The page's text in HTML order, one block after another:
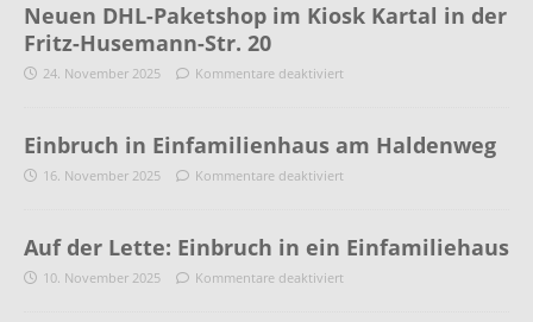
Neuen DHL-Paketshop im Kiosk Kartal in der
Fritz-Husemann-Str. 20
24. November 2025 Kommentare deaktiviert
Einbruch in Einfamilienhaus am Haldenweg
16. November 2025 Kommentare deaktiviert
Auf der Lette: Einbruch in ein Einfamiliehaus
10. November 2025 Kommentare deaktiviert